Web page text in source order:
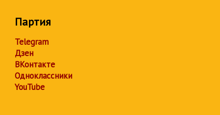
Партия
Telegram
Дзен
ВКонтакте
Одноклассники
YouTube